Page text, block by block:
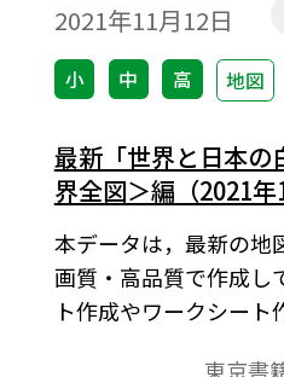
2021年11月12日
小 中 高 地図
最新「世界と日本の
界全図＞編（2021年
本データは，最新の地
画質・高品質で作成し
ト作成やワークシート
東京書